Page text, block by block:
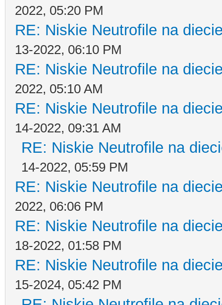
2022, 05:20 PM
RE: Niskie Neutrofile na
13-2022, 06:10 PM
RE: Niskie Neutrofile na
2022, 05:10 AM
RE: Niskie Neutrofile na
14-2022, 09:31 AM
RE: Niskie Neutrofile na
14-2022, 05:59 PM
RE: Niskie Neutrofile na
2022, 06:06 PM
RE: Niskie Neutrofile na
18-2022, 01:58 PM
RE: Niskie Neutrofile na
15-2024, 05:42 PM